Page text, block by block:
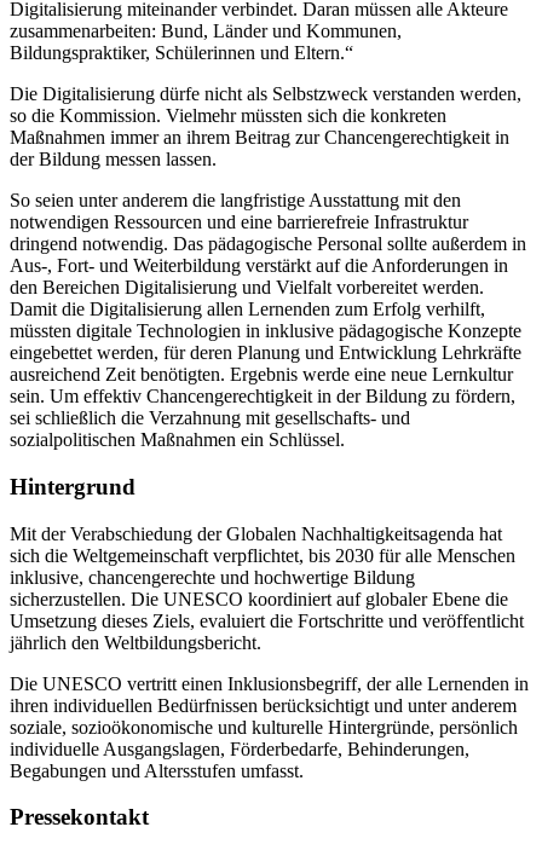
Digitalisierung miteinander verbindet. Daran müssen alle Akteure
zusammenarbeiten: Bund, Länder und Kommunen,
Bildungspraktiker, Schülerinnen und Eltern.“
Die Digitalisierung dürfe nicht als Selbstzweck verstanden werden,
so die Kommission. Vielmehr müssten sich die konkreten
Maßnahmen immer an ihrem Beitrag zur Chancengerechtigkeit in
der Bildung messen lassen.
So seien unter anderem die langfristige Ausstattung mit den
notwendigen Ressourcen und eine barrierefreie Infrastruktur
dringend notwendig. Das pädagogische Personal sollte außerdem in
Aus-, Fort- und Weiterbildung verstärkt auf die Anforderungen in
den Bereichen Digitalisierung und Vielfalt vorbereitet werden.
Damit die Digitalisierung allen Lernenden zum Erfolg verhilft,
müssten digitale Technologien in inklusive pädagogische Konzepte
eingebettet werden, für deren Planung und Entwicklung Lehrkräfte
ausreichend Zeit benötigten. Ergebnis werde eine neue Lernkultur
sein. Um effektiv Chancengerechtigkeit in der Bildung zu fördern,
sei schließlich die Verzahnung mit gesellschafts- und
sozialpolitischen Maßnahmen ein Schlüssel.
Hintergrund
Mit der Verabschiedung der Globalen Nachhaltigkeitsagenda hat
sich die Weltgemeinschaft verpflichtet, bis 2030 für alle Menschen
inklusive, chancengerechte und hochwertige Bildung
sicherzustellen. Die UNESCO koordiniert auf globaler Ebene die
Umsetzung dieses Ziels, evaluiert die Fortschritte und veröffentlicht
jährlich den Weltbildungsbericht.
Die UNESCO vertritt einen Inklusionsbegriff, der alle Lernenden in
ihren individuellen Bedürfnissen berücksichtigt und unter anderem
soziale, sozioökonomische und kulturelle Hintergründe, persönlich
individuelle Ausgangslagen, Förderbedarfe, Behinderungen,
Begabungen und Altersstufen umfasst.
Pressekontakt